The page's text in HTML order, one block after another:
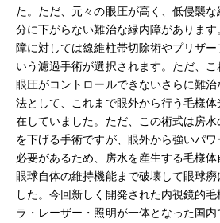
た。ただ、元々の眼圧が高く、低侵襲
分に下がらない難治な緑内障がありま
障に対しては線維柱帯切除術やプリザ
いう濾過手術が選択されます。ただ、
眼圧がコントロールできないさらに難
法として、これまで眼外から行う毛様
在していました。ただ、この術式は房
を下げる手術ですが、眼外から強いパ
必要があるため、房水を産生する毛様体
眼球自体の維持機能まで破壊して眼球
した。今回新しく開発された内視鏡的
ラ・レーザー・照明が一体となった国